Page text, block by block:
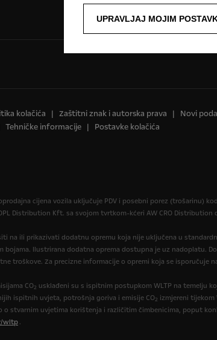
kolačića Zaštitni znak i autorska prava Novi
Tehničke informacije Postavke kolačića
cijena vozila uključuje PDV i posebni porez (trošarinu)
Distribution Kft. sa svojom tvrtkom-kćeri AW CRO
na ili prikazivati dodatnu opremu koja nije uključena u
bojama. Ilustrirana dodatna oprema dostupna je uz
troškove. Za precizne informacije o opremi koja se isporučuje
CO2 usklađeni su s ispitnim postupkom WLTP na temelju
ispitnih uvjeta, potrošnja goriva i emisije CO2 izmjereni tijekom
o stvarnim uvjetima korištenja i različitim čimbenicima, poput
wltp .
UPRAVLJAJ MOJIM